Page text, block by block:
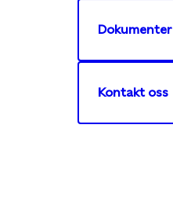
Dokumenter
Kontakt oss